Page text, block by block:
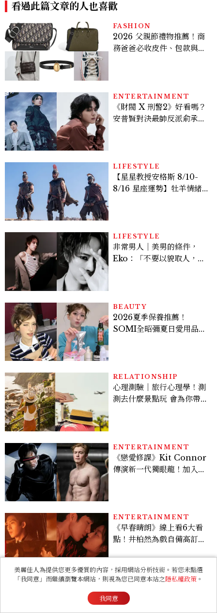
武器 輕盈細緻到絕對顛覆你
看過此篇文章的人也喜歡
FASHION
2026 父親節禮物推薦！商
務爸爸必收皮件、包款與鞋
ENTERTAINMENT
《財閥 X 刑警2》好看嗎？
安普賢對決最帥反派俞承
多大？
LIFESTYLE
【星星教授安格斯 8/10-
8/16 星座運勢】牡羊情緒
LIFESTYLE
非常男人｜美男的條件，
Eko：「不要以貌取人，內
BEAUTY
2026夏季保養推薦！
SOMI全昭彌夏日愛用品公
RELATIONSHIP
心理測驗｜旅行心理學！測
測去什麼景點玩 會為你帶來
ENTERTAINMENT
《戀愛修課》Kit Connor
傳演新一代獨眼龍！加入新
ENTERTAINMENT
《早春晴朗》線上看6大看
點！井柏然為戲自備高訂，
嬰兒先爬再站不是沒原因！
美麗佳人為提供您更多優質的內容，採用網站分析技術。若您未點選
「我同意」而繼續瀏覽本網站，則視為您已同意本站之隱私權政策 。
我同意